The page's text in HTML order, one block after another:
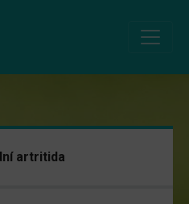
artritida